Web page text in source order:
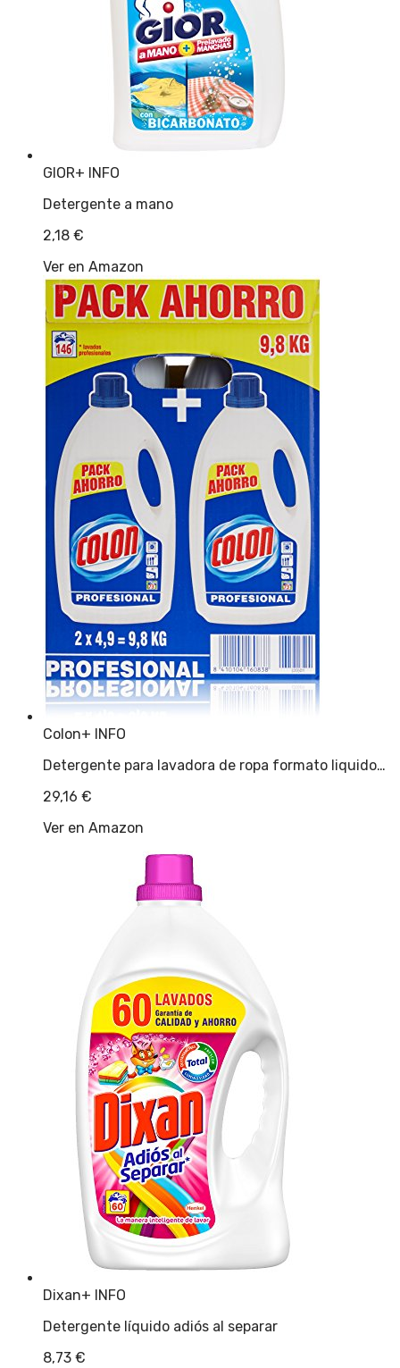
GIOR+ INFO
Detergente a mano
2,18 €
Ver en Amazon
Colon+ INFO
Detergente para lavadora de ropa formato liquido…
29,16 €
Ver en Amazon
Dixan+ INFO
Detergente líquido adiós al separar
8,73 €